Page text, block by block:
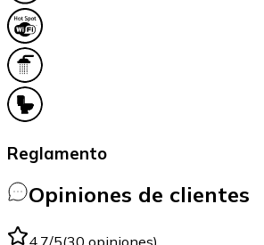
Reglamento
Opiniones de clientes